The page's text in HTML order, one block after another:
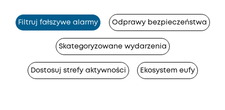
Filtruj fałszywe alarmy Odprawy bezpieczeństwa
Skategoryzowane wydarzenia
Dostosuj strefy aktywności Ekosystem eufy